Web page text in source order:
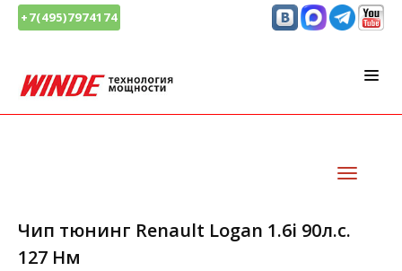
+7(495)7974174
Чип тюнинг Renault Logan 1.6i 90л.с.
127 Нм